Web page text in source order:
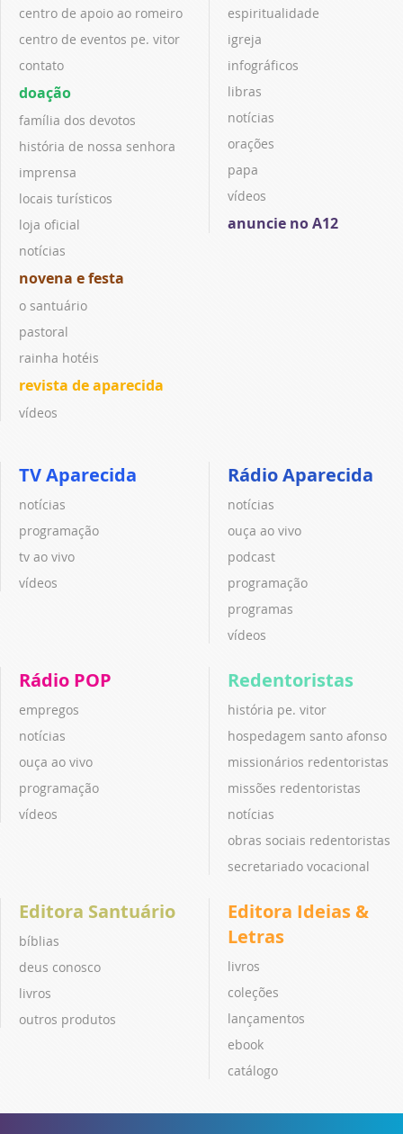
centro de apoio ao romeiro
centro de eventos pe. vitor
contato
doação
família dos devotos
história de nossa senhora
imprensa
locais turísticos
loja oficial
notícias
novena e festa
o santuário
pastoral
rainha hotéis
revista de aparecida
vídeos
espiritualidade
igreja
infográficos
libras
notícias
orações
papa
vídeos
anuncie no A12
TV Aparecida
notícias
programação
tv ao vivo
vídeos
Rádio Aparecida
notícias
ouça ao vivo
podcast
programação
programas
vídeos
Rádio POP
empregos
notícias
ouça ao vivo
programação
vídeos
Redentoristas
história pe. vitor
hospedagem santo afonso
missionários redentoristas
missões redentoristas
notícias
obras sociais redentoristas
secretariado vocacional
Editora Santuário
bíblias
deus conosco
livros
outros produtos
Editora Ideias &
Letras
livros
coleções
lançamentos
ebook
catálogo